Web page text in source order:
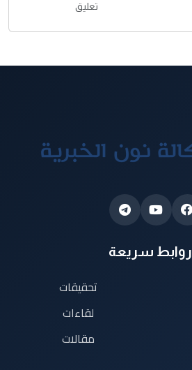
تعليق
روابط سريعة
تحقيقات
لقاءات
مقالات